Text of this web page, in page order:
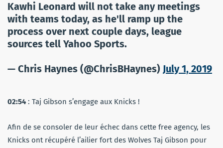
Kawhi Leonard will not take any meetings
with teams today, as he'll ramp up the
process over next couple days, league
sources tell Yahoo Sports.
— Chris Haynes (@ChrisBHaynes) July 1, 2019
02:54: Taj Gibson s’engage aux Knicks !
Afin de se consoler de leur échec dans cette free agency, les
Knicks ont récupéré l’ailier fort des Wolves Taj Gibson pour